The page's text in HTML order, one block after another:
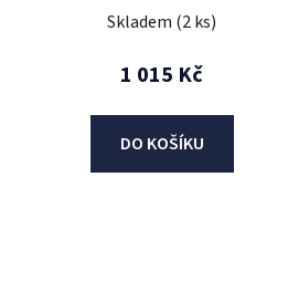
Skladem (2 ks)
1 015 Kč
DO KOŠÍKU